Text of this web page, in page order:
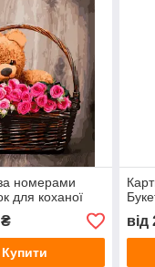
номерами
для коханої
Купити
від